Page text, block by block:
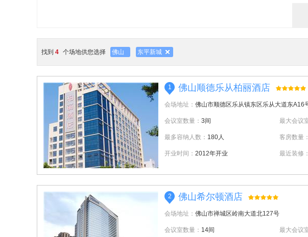
找到 4 个场地供您选择 佛山 东平新城
1 佛山顺德乐从柏丽酒店
会场地址： 佛山市顺德区乐从镇东区乐从大道东A16
会议室数量： 3间 最大会议
最多容纳人数： 180人 客房数量：
开业时间： 2012年开业 最近装修：
2 佛山希尔顿酒店
会场地址： 佛山市禅城区岭南大道北127号
会议室数量： 14间 最大会议